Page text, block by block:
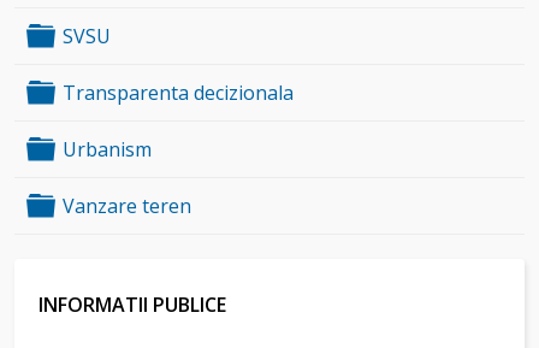
Folder
SVSU
Folder
Transparenta decizionala
Folder
Urbanism
Folder
Vanzare teren
INFORMATII PUBLICE